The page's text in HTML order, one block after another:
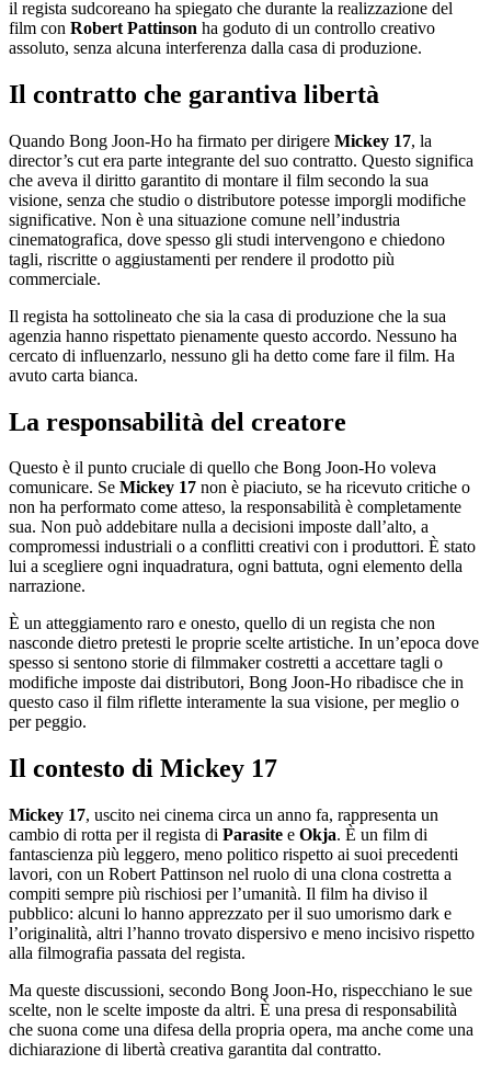
il regista sudcoreano ha spiegato che durante la realizzazione del
film con Robert Pattinson ha goduto di un controllo creativo
assoluto, senza alcuna interferenza dalla casa di produzione.
Il contratto che garantiva libertà
Quando Bong Joon-Ho ha firmato per dirigere Mickey 17, la
director’s cut era parte integrante del suo contratto. Questo significa
che aveva il diritto garantito di montare il film secondo la sua
visione, senza che studio o distributore potesse imporgli modifiche
significative. Non è una situazione comune nell’industria
cinematografica, dove spesso gli studi intervengono e chiedono
tagli, riscritte o aggiustamenti per rendere il prodotto più
commerciale.
Il regista ha sottolineato che sia la casa di produzione che la sua
agenzia hanno rispettato pienamente questo accordo. Nessuno ha
cercato di influenzarlo, nessuno gli ha detto come fare il film. Ha
avuto carta bianca.
La responsabilità del creatore
Questo è il punto cruciale di quello che Bong Joon-Ho voleva
comunicare. Se Mickey 17 non è piaciuto, se ha ricevuto critiche o
non ha performato come atteso, la responsabilità è completamente
sua. Non può addebitare nulla a decisioni imposte dall’alto, a
compromessi industriali o a conflitti creativi con i produttori. È stato
lui a scegliere ogni inquadratura, ogni battuta, ogni elemento della
narrazione.
È un atteggiamento raro e onesto, quello di un regista che non
nasconde dietro pretesti le proprie scelte artistiche. In un’epoca dove
spesso si sentono storie di filmmaker costretti a accettare tagli o
modifiche imposte dai distributori, Bong Joon-Ho ribadisce che in
questo caso il film riflette interamente la sua visione, per meglio o
per peggio.
Il contesto di Mickey 17
Mickey 17, uscito nei cinema circa un anno fa, rappresenta un
cambio di rotta per il regista di Parasite e Okja. È un film di
fantascienza più leggero, meno politico rispetto ai suoi precedenti
lavori, con un Robert Pattinson nel ruolo di una clona costretta a
compiti sempre più rischiosi per l’umanità. Il film ha diviso il
pubblico: alcuni lo hanno apprezzato per il suo umorismo dark e
l’originalità, altri l’hanno trovato dispersivo e meno incisivo rispetto
alla filmografia passata del regista.
Ma queste discussioni, secondo Bong Joon-Ho, rispecchiano le sue
scelte, non le scelte imposte da altri. È una presa di responsabilità
che suona come una difesa della propria opera, ma anche come una
dichiarazione di libertà creativa garantita dal contratto.